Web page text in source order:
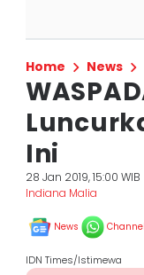
Home News
Ini
28 Jan 2019, 15:00 WIB
Indiana Malia
News Channel
IDN Times/Istimewa